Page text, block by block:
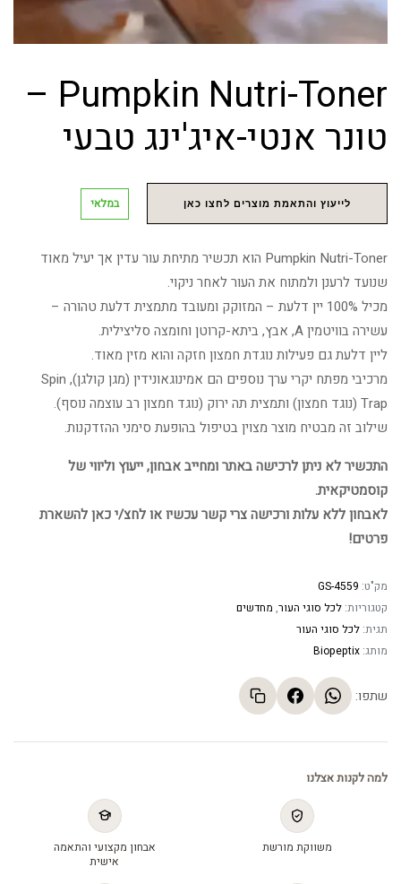
Pumpkin Nutri-Toner –
טונר אנטי-איג'ינג טבעי
לייעוץ והתאמת מוצרים לחצו כאן במלאי
Pumpkin Nutri-Toner הוא תכשיר מתיחת עור עדין אך יעיל מאוד
שנועד לרענן ולמתוח את העור לאחר ניקוי.
מכיל 100% יין דלעת – המזוקק ומעובד מתמצית דלעת טהורה –
עשירה בוויטמין A, אבץ, ביתא-קרוטן וחומצה סליצילית.
ליין דלעת גם פעילות נוגדת חמצון חזקה והוא מזין מאוד.
מרכיבי מפתח יקרי ערך נוספים הם אמינוגאונידין (מגן קולגן), Spin
Trap (נוגד חמצון) ותמצית תה ירוק (נוגד חמצון רב עוצמה נוסף).
שילוב זה מבטיח מוצר מצוין בטיפול בהופעת סימני ההזדקנות.
התכשיר לא ניתן לרכישה באתר ומחייב אבחון, ייעוץ וליווי של
קוסמטיקאית.
לאבחון ללא עלות ורכישה צרי קשר עכשיו או לחצ/י כאן להשארת
פרטים!
מק"ט: GS-4559
קטגוריות: לכל סוגי העור, מחדשים
תגית: לכל סוגי העור
מותג: Biopeptix
שתפו:
למה לקנות אצלנו
משווקת מורשת
אבחון מקצועי והתאמה
אישית